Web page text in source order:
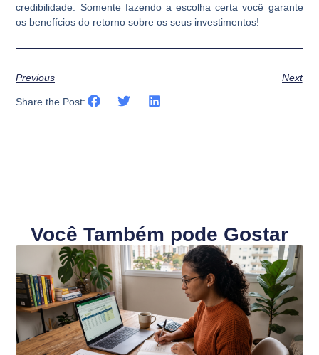
credibilidade. Somente fazendo a escolha certa você garante
os benefícios do retorno sobre os seus investimentos!
Previous Next
Share the Post:
Você Também pode Gostar